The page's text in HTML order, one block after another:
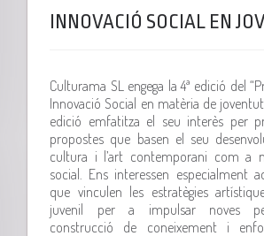
INNOVACIÓ SOCIAL EN
Culturama SL engega la 4ª edició del
Innovació Social en matèria de
edició emfatitza el seu interès per
propostes que basen el seu
cultura i l’art contemporani com a
social. Ens interessen especialment
que vinculen les estratègies
juvenil per a impulsar noves
construcció de coneixement i